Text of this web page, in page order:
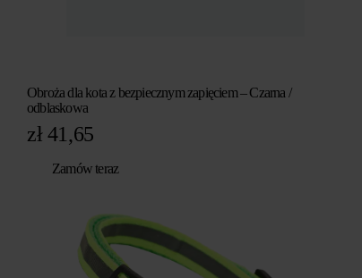
Obroża dla kota z bezpiecznym zapięciem – Czarna /
odblaskowa
zł41,65
Zamów teraz